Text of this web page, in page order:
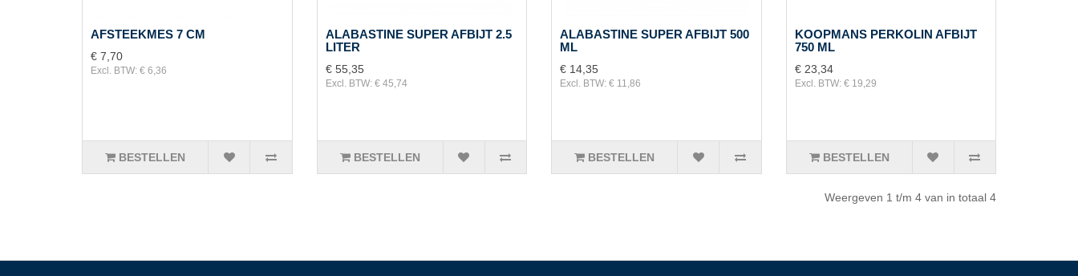
AFSTEEKMES 7 CM
€ 7,70
Excl. BTW: € 6,36
BESTELLEN
ALABASTINE SUPER AFBIJT 2.5
LITER
€ 55,35
Excl. BTW: € 45,74
BESTELLEN
ALABASTINE SUPER AFBIJT 500
ML
€ 14,35
Excl. BTW: € 11,86
BESTELLEN
KOOPMANS PERKOLIN AFBIJT
750 ML
€ 23,34
Excl. BTW: € 19,29
BESTELLEN
Weergeven 1 t/m 4 van in totaal 4